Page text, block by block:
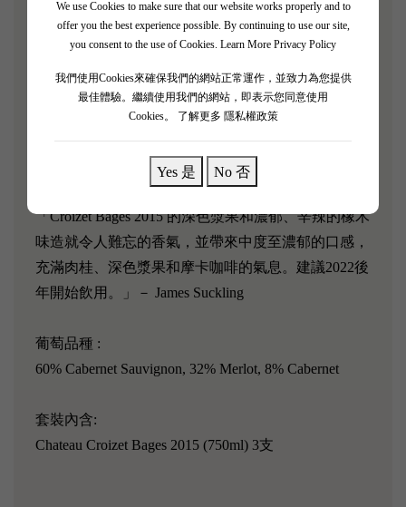
We use Cookies to make sure that our website works properly and to
offer you the best experience possible. By continuing to use our site,
you consent to the use of Cookies. Learn More Privacy Policy
我們使用Cookies來確保我們的網站正常運作，並致力為您提供
最佳體驗。繼續使用我們的網站，即表示您同意使用
Cookies。
了解更多 隱私權政策
Yes 是 No 否
園約佔28.5公頃並坐落於Bages plateau的一整片完整
且連續的園地上。園內的土壤為由礫石、石灰岩和砂
Croizet-Bages 出產優質的紅酒提供了優異的水土條
件。 Chateau Croizet Bages 總是能展現當Pauillac 的地
水土特性，擁有美妙的果味，適中的酒體，緊實而精
緻，單寧富有嚼勁，餘味清新。
「Croizet Bages 2015 的深色漿果和濃郁、辛辣的橡木
味造就令人難忘的香氣，並帶來中度至濃郁的口感，
充滿肉桂、深色漿果和摩卡咖啡的氣息。建議2022後
年開始飲用。」－ James Suckling
葡萄品種 :
60% Cabernet Sauvignon, 32% Merlot, 8% Cabernet
套裝內含:
Chateau Croizet Bages 2015 (750ml) 3支